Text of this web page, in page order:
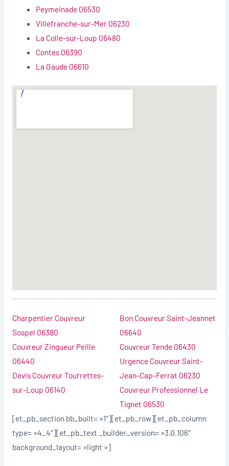
Peymeinade 06530
Villefranche-sur-Mer 06230
La Colle-sur-Loup 06480
Contes 06390
La Gaude 06610
Charpentier Couvreur
Sospel 06380
Couvreur Zingueur Peille
06440
Devis Couvreur Tourrettes-
sur-Loup 06140
Bon Couvreur Saint-Jeannet
06640
Couvreur Tende 06430
Urgence Couvreur Saint-
Jean-Cap-Ferrat 06230
Couvreur Professionnel Le
Tignet 06530
[et_pb_section bb_built= »1″][et_pb_row][et_pb_column
type= »4_4″][et_pb_text _builder_version= »3.0.106″
background_layout= »light »]